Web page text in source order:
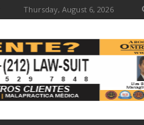
Thursday, August 6, 2026